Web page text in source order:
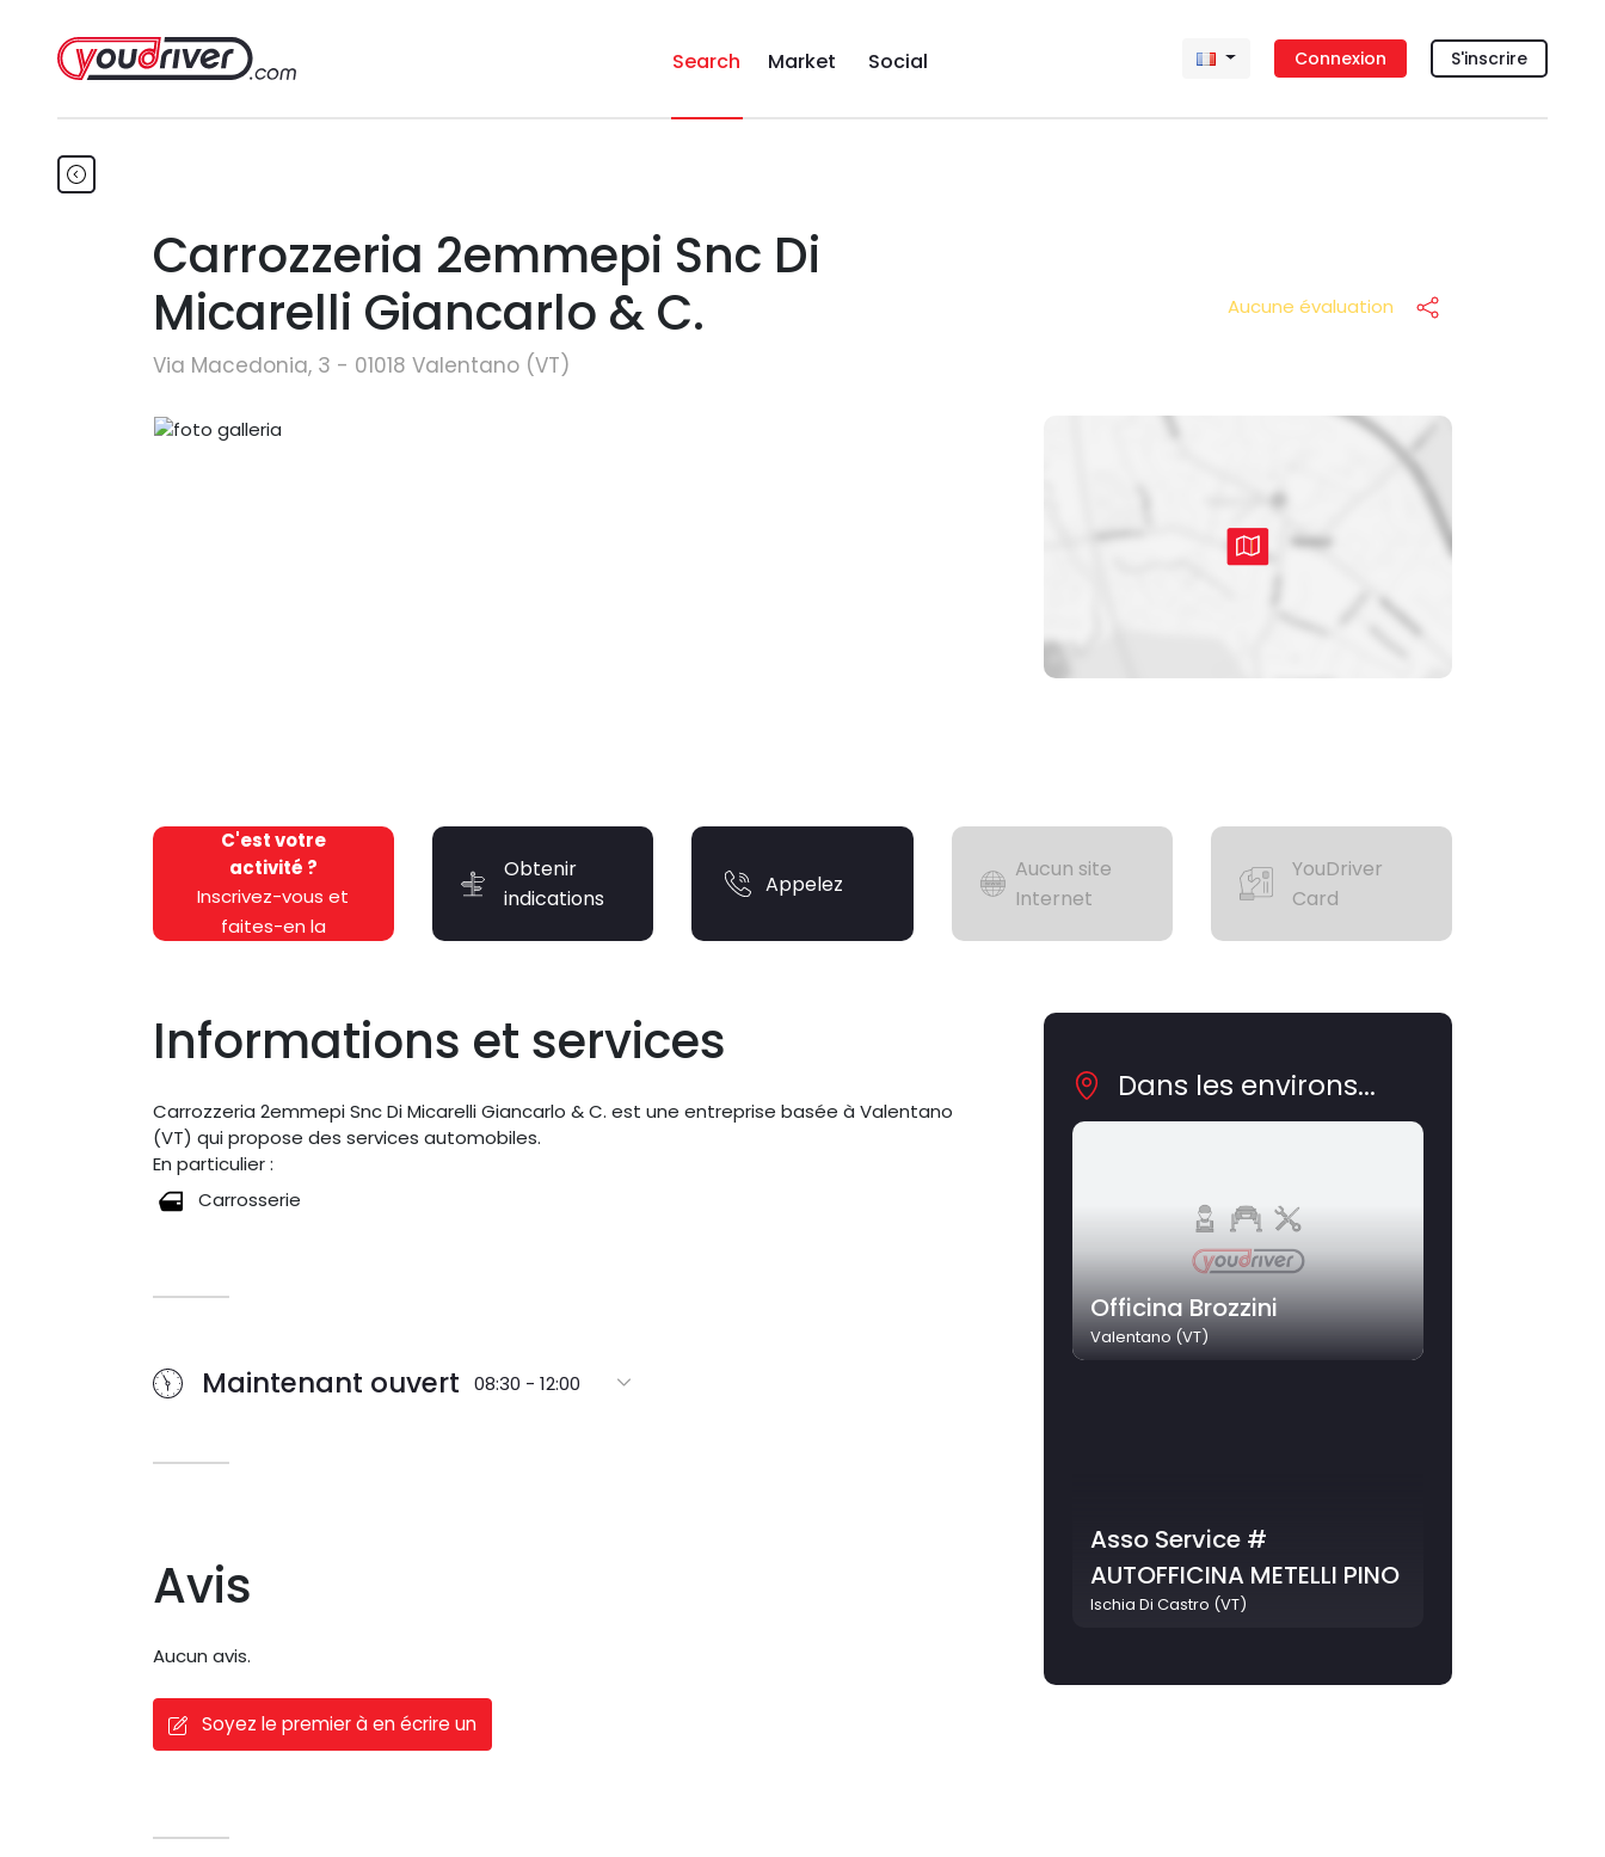
Search Market Social Connexion S'inscrire
Carrozzeria 2emmepi Snc Di
Micarelli Giancarlo & C.
Via Macedonia, 3 - 01018 Valentano (VT)
Aucune évaluation
C'est votre
activité ?
Inscrivez-vous et
faites-en la
Obtenir
indications
Appelez
Aucun site
Internet
YouDriver
Card
Informations et services
Carrozzeria 2emmepi Snc Di Micarelli Giancarlo & C. est une entreprise basée à Valentano
(VT) qui propose des services automobiles.
En particulier :
Carrosserie
Maintenant ouvert 08:30 - 12:00
Avis
Aucun avis.
Soyez le premier à en écrire un
Dans les environs...
Officina Brozzini
Valentano (VT)
Asso Service #
AUTOFFICINA METELLI PINO
Ischia Di Castro (VT)